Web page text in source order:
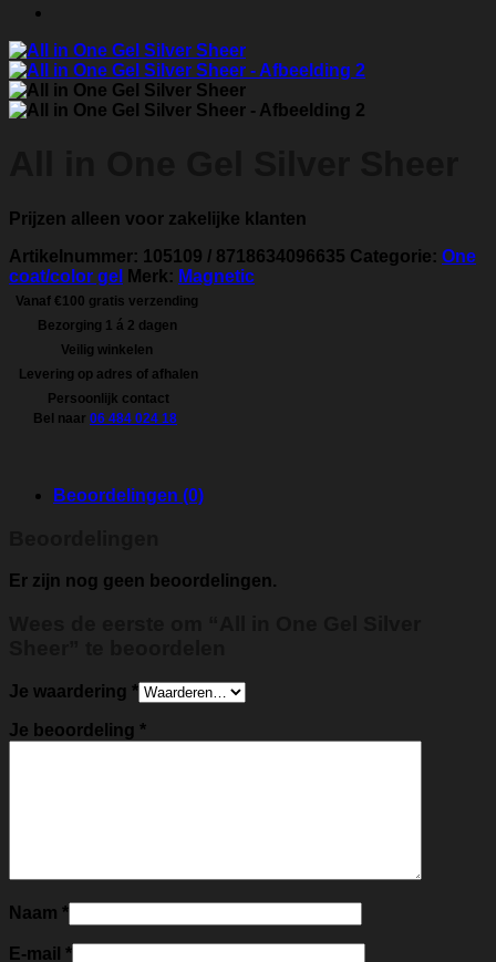
Prijzen alleen voor zakelijke klanten
Artikelnummer: 105109 / 8718634096635 Categorie: One
coat/color gel
Merk: Magnetic
Vanaf €100 gratis verzending
Bezorging 1 á 2 dagen
Veilig winkelen
Levering op adres of afhalen
Persoonlijk contact
Bel naar 06 484 024 18
Beoordelingen (0)
Er zijn nog geen beoordelingen.
Je waardering *
Je beoordeling *
Naam *
E-mail *